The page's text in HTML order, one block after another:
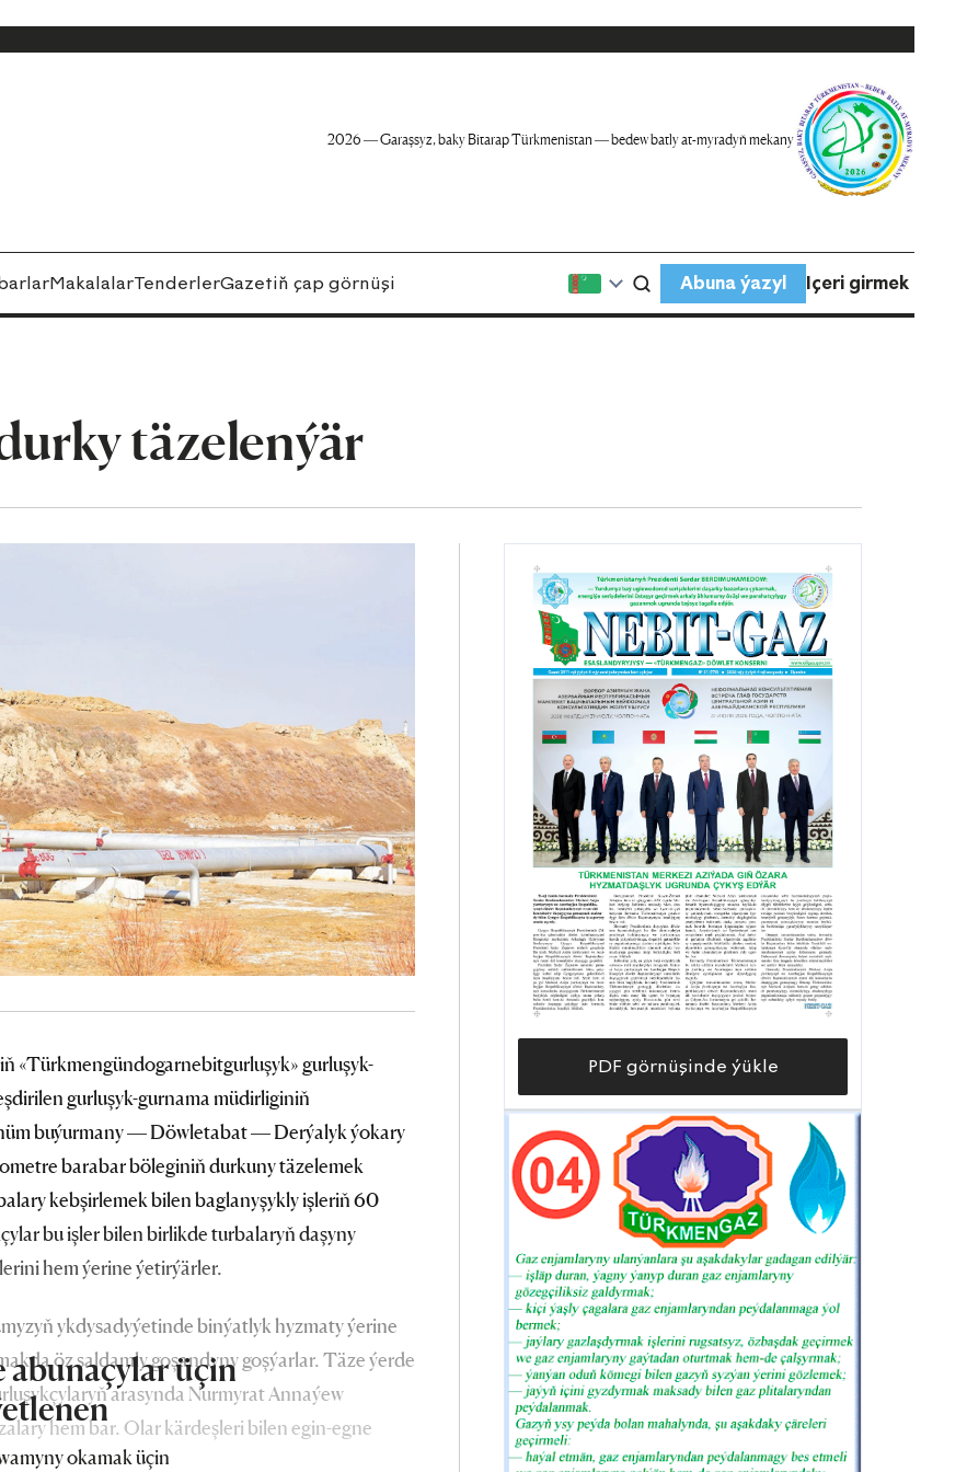
2026 — Garaşsyz, baky Bitarap Türkmenistan — bedew batly at-myradyň mekany
MakalalarTenderlerGazetiň çap görnüşi Abuna ýazyl Içeri girmek
täzelenýär
«Türkmengündogarnebitgurluşyk» gurluşyk-
gurluşyk-gurnama müdirliginiň
buýurmany — Döwletabat — Derýalyk ýokary
barabar böleginiň durkuny täzelemek
kebşirlemek bilen baglanyşykly işleriň 60
bu işler bilen birlikde turbalaryň daşyny
hem ýerine ýetirýärler.
ykdysadyýetinde binýatlyk hyzmaty ýerine
öz saldamly goşandyny goşýarlar. Täze ýerde
arasynda Nurmyrat Annaýew
hem bar. Olar kärdeşleri bilen egin-egne
— Pakistan — Hindistan halkara gaz
abunaçylar üçin
okamak üçin
PDF görnüşinde ýükle